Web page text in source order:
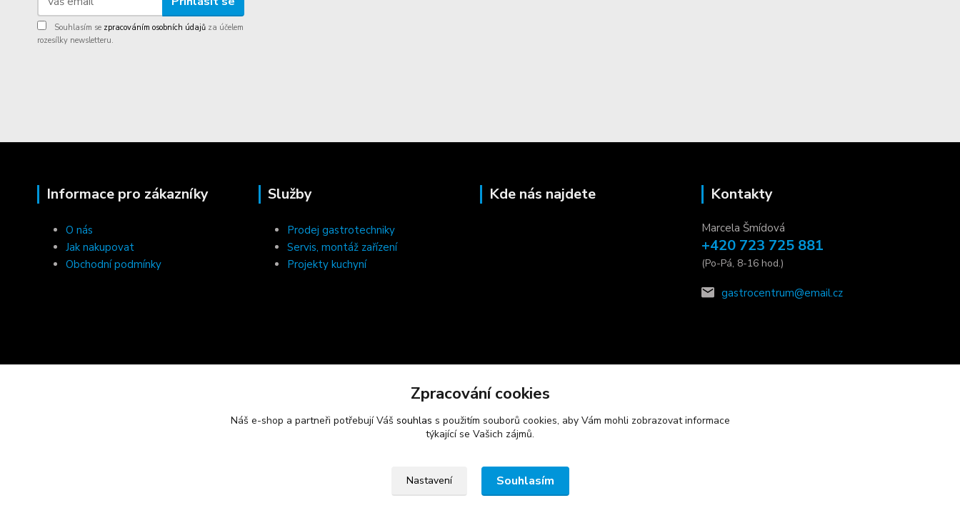
Souhlasím se zpracováním osobních údajů za účelem
rozesílky newsletteru.
Informace pro zákazníky
O nás
Jak nakupovat
Obchodní podmínky
Služby
Prodej gastrotechniky
Servis, montáž zařízení
Projekty kuchyní
Kde nás najdete Kontakty
Marcela Šmídová
+420 723 725 881
(Po-Pá, 8-16 hod.)
gastrocentrum@email.cz
Zpracování cookies
Náš e-shop a partneři potřebují Váš souhlas s použitím souborů cookies, aby Vám mohli zobrazovat informace
týkající se Vašich zájmů.
Nastavení Souhlasím